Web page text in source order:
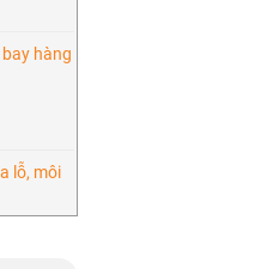
hàng
lỗ, môi